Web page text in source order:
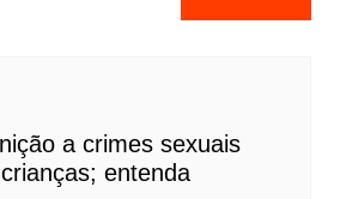
a crimes sexuais
entenda